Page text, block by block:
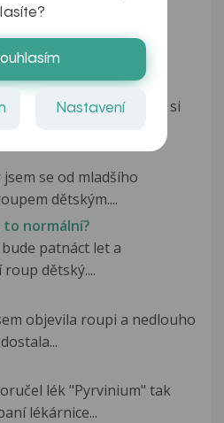
az bolest v okoli
kterych...
cca měsíci svědění jsem si
se od mladšího
dětským....
to normální?
patnáct let a
dětský....
objevila roupi a nedlouho
lék "Pyrvinium" tak
lékárnice...
Nastavení